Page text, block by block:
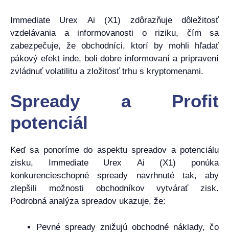
Immediate Urex Ai (X1) zdôrazňuje dôležitosť
vzdelávania a informovanosti o riziku, čím sa
zabezpečuje, že obchodníci, ktorí by mohli hľadať
pákový efekt inde, boli dobre informovaní a pripravení
zvládnuť volatilitu a zložitosť trhu s kryptomenami.
Spready a Profit
potenciál
Keď sa ponoríme do aspektu spreadov a potenciálu
zisku, Immediate Urex Ai (X1) ponúka
konkurencieschopné spready navrhnuté tak, aby
zlepšili možnosti obchodníkov vytvárať zisk.
Podrobná analýza spreadov ukazuje, že:
Pevné spready znižujú obchodné náklady, čo